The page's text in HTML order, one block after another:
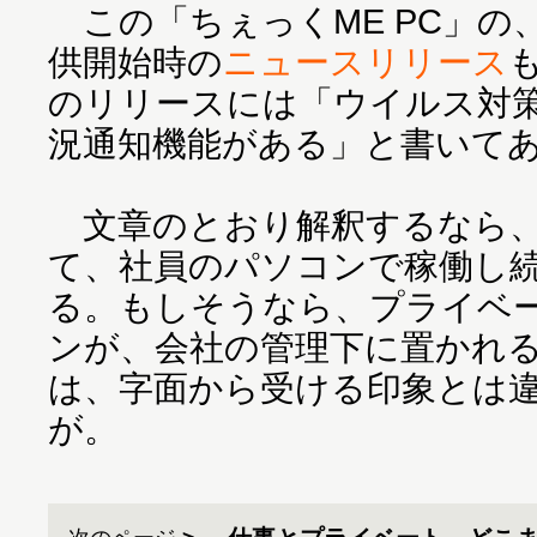
この「ちぇっくME PC」の
供開始時のニュースリリース
のリリースには「ウイルス対
況通知機能がある」と書いて
文章のとおり解釈するなら
て、社員のパソコンで稼働し
る。もしそうなら、プライベ
ンが、会社の管理下に置かれ
は、字面から受ける印象とは
が。